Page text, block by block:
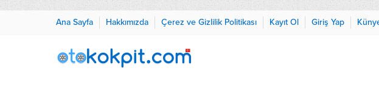
Ana Sayfa Hakkımızda Çerez ve Gizlilik Politikası Kayıt Ol Giriş Yap